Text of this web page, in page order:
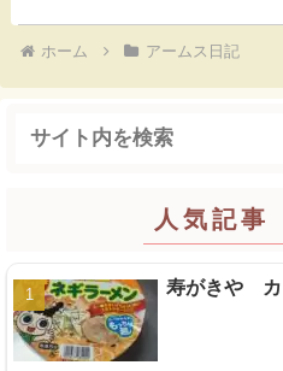
ホーム アームス日記
人気記事
寿がきや